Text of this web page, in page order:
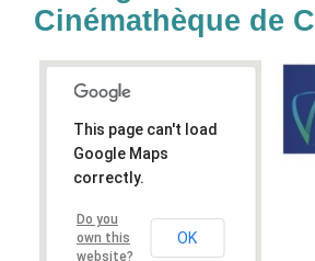
Cinémathèque de
This page can't load
Google Maps
correctly.
Do you
own this
website?
OK